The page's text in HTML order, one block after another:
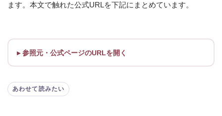
ます。本文で触れた公式URLを下記にまとめています。
参照元・公式ページのURLを開く
あわせて読みたい